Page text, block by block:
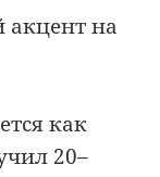
акцент на
как
20–